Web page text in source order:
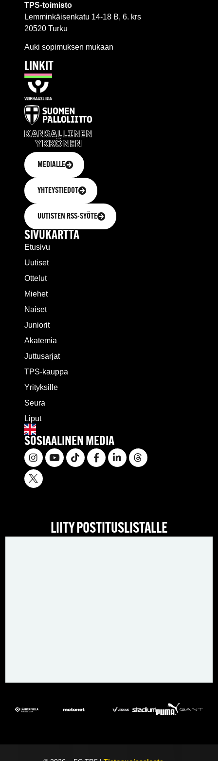
TPS-toimisto
Lemminkäisenkatu 14-18 B, 6. krs
20520 Turku
Auki sopimuksen mukaan
LINKIT
MEDIALLE
YHTEYSTIEDOT
UUTISTEN RSS-SYÖTE
SIVUKARTTA
Etusivu
Uutiset
Ottelut
Miehet
Naiset
Juniorit
Akatemia
Juttusarjat
TPS-kauppa
Yrityksille
Seura
Liput
SOSIAALINEN MEDIA
LIITY POSTITUSLISTALLE